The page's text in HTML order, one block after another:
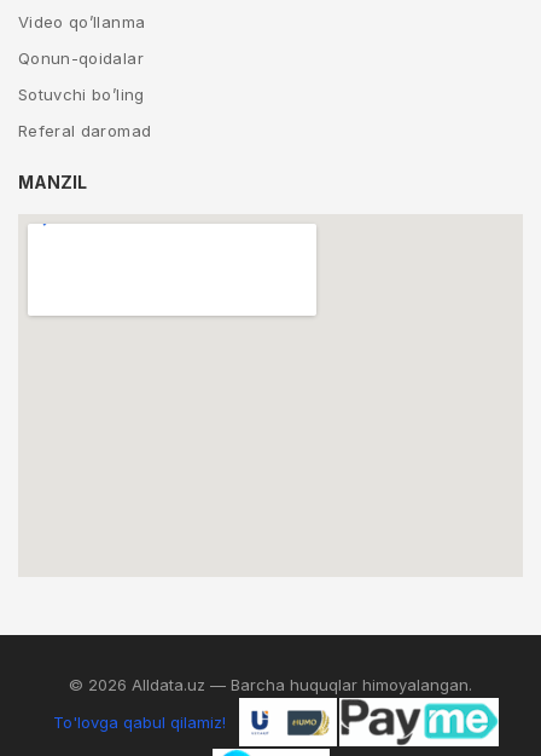
Video qo’llanma
Qonun-qoidalar
Sotuvchi bo’ling
Referal daromad
MANZIL
© 2026 Alldata.uz — Barcha huquqlar himoyalangan.
To'lovga qabul qilamiz!